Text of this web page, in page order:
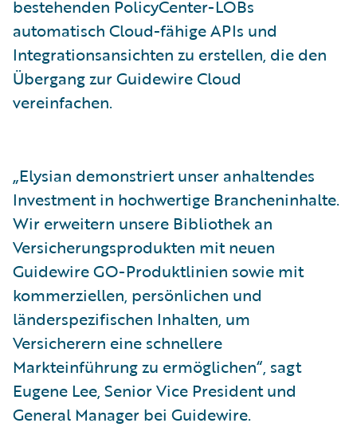
bestehenden PolicyCenter-LOBs
automatisch Cloud-fähige APIs und
Integrationsansichten zu erstellen, die den
Übergang zur Guidewire Cloud
vereinfachen.
„Elysian demonstriert unser anhaltendes
Investment in hochwertige Brancheninhalte.
Wir erweitern unsere Bibliothek an
Versicherungsprodukten mit neuen
Guidewire GO-Produktlinien sowie mit
kommerziellen, persönlichen und
länderspezifischen Inhalten, um
Versicherern eine schnellere
Markteinführung zu ermöglichen“, sagt
Eugene Lee, Senior Vice President und
General Manager bei Guidewire.